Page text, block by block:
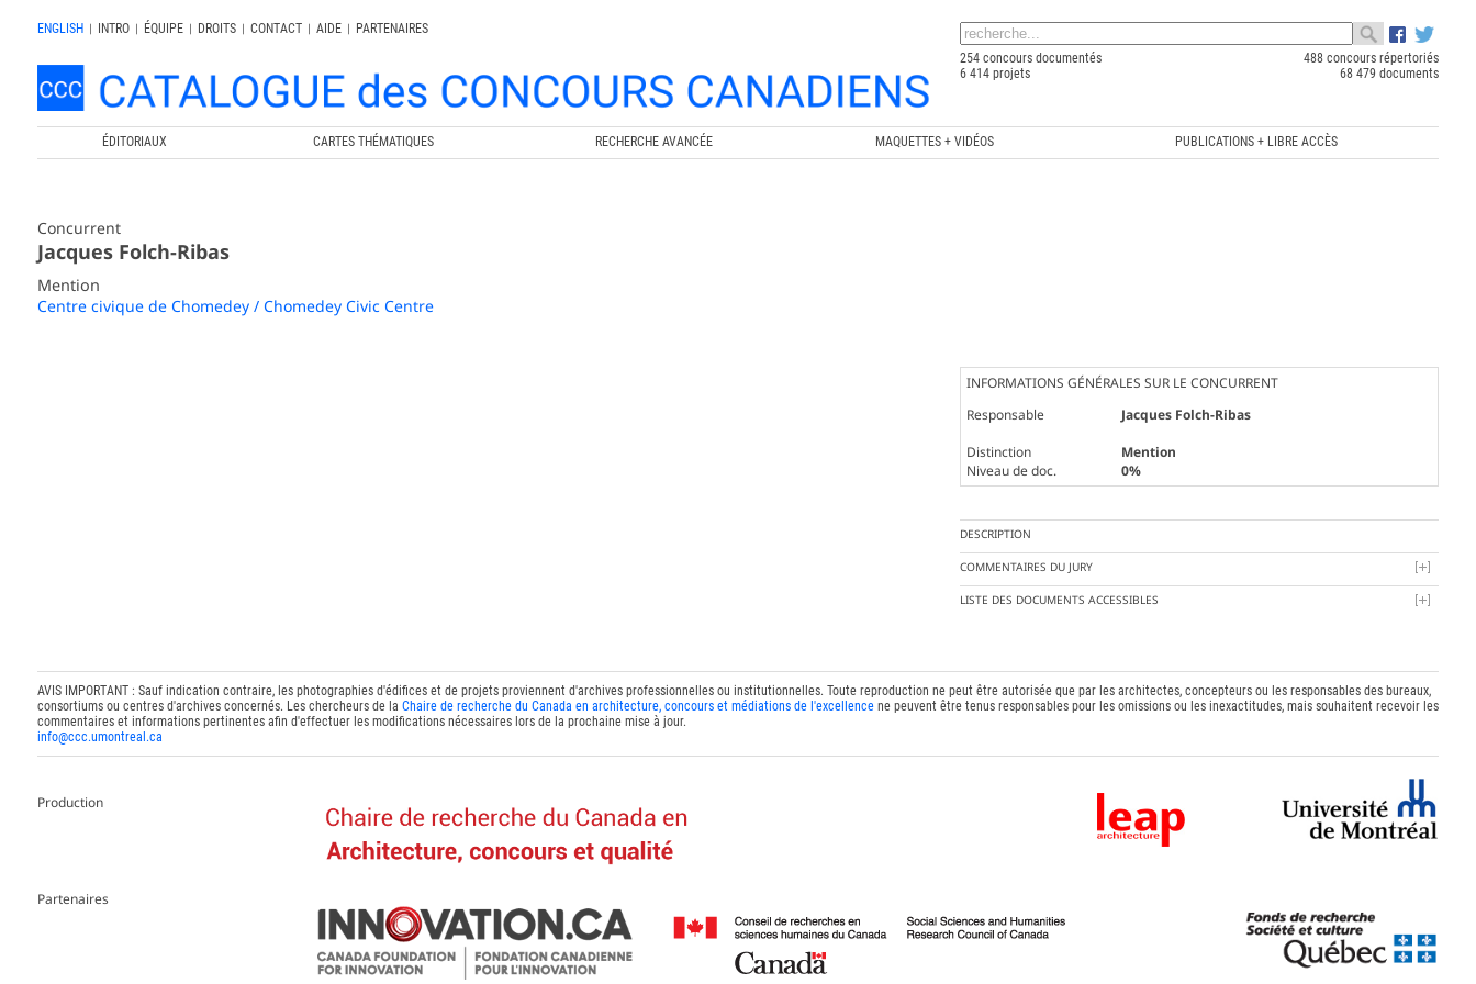
ENGLISH | INTRO | ÉQUIPE | DROITS | CONTACT | AIDE |
PARTENAIRES
254 concours documentés
488 concours répertoriés
6 414 projets
68 479 documents
ÉDITORIAUX CARTES THÉMATIQUES RECHERCHE AVANCÉE MAQUETTES + VIDÉOS PUBLICATIONS + LIBRE ACCÈS
Concurrent
Jacques Folch-Ribas
Mention
Centre civique de Chomedey / Chomedey Civic Centre
INFORMATIONS GÉNÉRALES SUR LE CONCURRENT
Responsable
Jacques Folch-Ribas
Distinction
Mention
Niveau de doc.
0%
DESCRIPTION
COMMENTAIRES DU JURY
LISTE DES DOCUMENTS ACCESSIBLES
AVIS IMPORTANT : Sauf indication contraire, les photographies d'édifices et de projets proviennent d'archives professionnelles ou institutionnelles. Toute reproduction ne peut être autorisée que par les architectes, concepteurs ou les responsables des bureaux,
consortiums ou centres d'archives concernés. Les chercheurs de la Chaire de recherche du Canada en architecture, concours et médiations de l'excellencene peuvent être tenus responsables pour les omissions ou les inexactitudes, mais souhaitent recevoir les
commentaires et informations pertinentes afin d'effectuer les modifications nécessaires lors de la prochaine mise à jour.
info@ccc.umontreal.ca
Production
Partenaires